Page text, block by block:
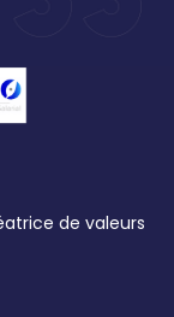
de valeurs